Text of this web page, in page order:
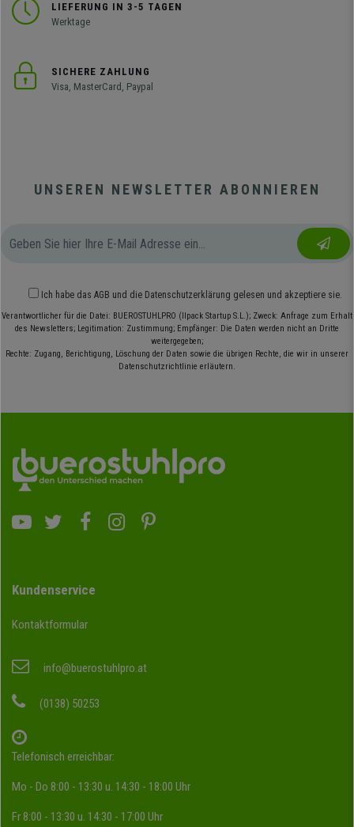
LIEFERUNG IN 3-5 TAGEN
Werktage
SICHERE ZAHLUNG
Visa, MasterCard, Paypal
UNSEREN NEWSLETTER ABONNIEREN
Ich habe das AGB und die Datenschutzerklärung gelesen und akzeptiere sie.
Verantwortlicher für die Datei: BUEROSTUHLPRO (Ilpack Startup S.L.); Zweck: Anfrage zum Erhalt
des Newsletters; Legitimation: Zustimmung; Empfänger: Die Daten werden nicht an Dritte
weitergegeben;
Rechte: Zugang, Berichtigung, Löschung der Daten sowie die übrigen Rechte, die wir in unserer
Datenschutzrichtlinie erläutern.
Kundenservice
Kontaktformular
info@buerostuhlpro.at
(0138) 50253
Telefonisch erreichbar:
Mo - Do 8:00 - 13:30 u. 14:30 - 18:00 Uhr
Fr 8:00 - 13:30 u. 14:30 - 17:00 Uhr